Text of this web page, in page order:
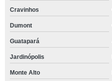
Cravinhos
Dumont
Guatapará
Jardinópolis
Monte Alto